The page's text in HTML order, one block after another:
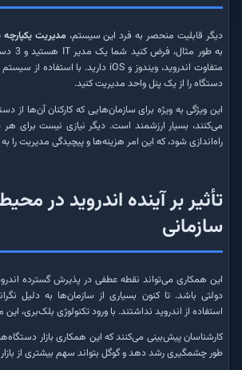
دیگر قابلیت منحصر به فرد این سیستم،مدیریت
دستگاه را از یک پنل واحد مدیریت کنید.
این ویژگی به ویژه برای سازمان‌هایی که کارکنان آن‌ها از
می‌کنند، بسیار ارزشمند است. دیگر نیازی نیست برای هر
راه‌اندازی شود، که این امر هزینه‌ها و پیچیدگی مدیریت
تأثیر بر آینده اندروید در
سازمانی
این همکاری می‌تواند نقطه عطفی در پذیرش گسترده
دولتی باشد. تا کنون بسیاری از سازمان‌ها به دلیل
استفاده از اندروید نداشتند. با ورود تکنولوژی بلک‌بری،
کارشناسان پیش‌بینی می‌کنند که این همکاری بازار
طور چشمگیری رشد دهد و گوگل بتواند سهم بیشتری از